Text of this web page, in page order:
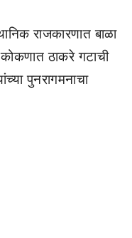
राजकारणात बाळा
ठाकरे गटाची
पुनरागमनाचा